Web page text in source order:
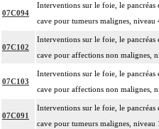
07C094
Interventions sur le foie, le pancréas
cave pour tumeurs malignes, niveau
07C102
Interventions sur le foie, le pancréas
cave pour affections non malignes,
07C103
Interventions sur le foie, le pancréas
cave pour affections non malignes,
07C091
Interventions sur le foie, le pancréas
cave pour tumeurs malignes, niveau 1